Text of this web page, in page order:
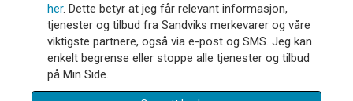
her. Dette betyr at jeg får relevant informasjon,
tjenester og tilbud fra Sandviks merkevarer og våre
viktigste partnere, også via e-post og SMS. Jeg kan
enkelt begrense eller stoppe alle tjenester og tilbud
på Min Side.